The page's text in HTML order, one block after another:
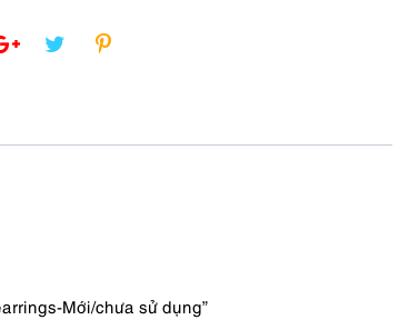
Mới/chưa sử dụng”